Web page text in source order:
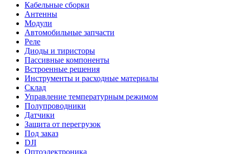
Кабельные сборки
Антенны
Модули
Автомобильные запчасти
Реле
Диоды и тиристоры
Пассивные компоненты
Встроенные решения
Инструменты и расходные материалы
Склад
Управление температурным режимом
Полупроводники
Датчики
Защита от перегрузок
Под заказ
DJI
Оптоэлектроника